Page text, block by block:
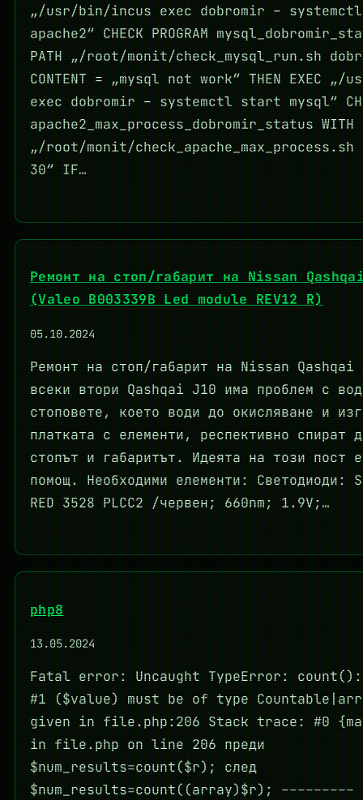
„/usr/bin/incus exec dobromir –
apache2“ CHECK PROGRAM
PATH „/root/monit/check_mysql_run.sh
CONTENT = „mysql not work“ THEN EXEC
exec dobromir – systemctl start mysql“
apache2_max_process_dobromir_status WITH
„/root/monit/check_apache_max_process.sh
30“ IF…
Ремонт на стоп/габарит на Nissan
(Valeo B003339B Led module REV12 R)
05.10.2024
Ремонт на стоп/габарит на Nissan Qashqai
всеки втори Qashqai J10 има проблем с
стоповете, което води до окисляване и
платката с елементи, респективно спират
стопът и габаритът. Идеята на този пост
помощ. Необходими елементи: Светодиоди:
RED 3528 PLCC2 /червен; 660nm; 1.9V;…
php8
13.05.2024
Fatal error: Uncaught TypeError: count():
#1 ($value) must be of type
given in file.php:206 Stack trace: #0
in file.php on line 206 преди
$num_results=count($r); след
$num_results=count((array)$r); –––––––––